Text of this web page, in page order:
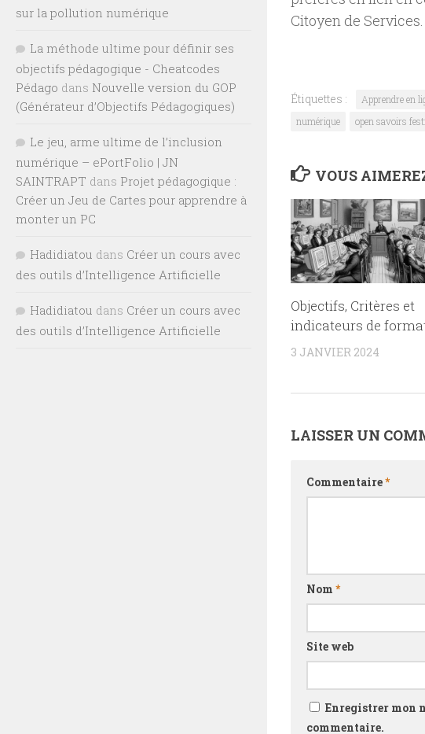
Citoyen de Services.
Étiquettes : Apprendre en
numérique
open savoirs
VOUS
Objectifs, Critères et
indicateurs de
3 JANVIER 2024
LAISSER UN
Commentaire*
Nom *
Site web
Enregistrer mon
commentaire.
sur la pollution numérique
La méthode ultime pour définir ses
objectifs pédagogique - Cheatcodes
Pédago dans Nouvelle version du GOP
(Générateur d’Objectifs Pédagogiques)
Le jeu, arme ultime de l’inclusion
numérique – ePortFolio | JN
SAINTRAPT dans Projet pédagogique :
Créer un Jeu de Cartes pour apprendre à
monter un PC
Hadidiatou dans Créer un cours avec
des outils d’Intelligence Artificielle
Hadidiatou dans Créer un cours avec
des outils d’Intelligence Artificielle